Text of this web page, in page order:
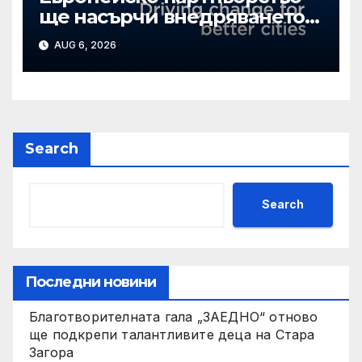
ще насърчи внедряването
на интелигентни решения
в Стара Загора
AUG 6, 2026
Search
Search
Последни новини
Благотворителната гала „ЗАЕДНО“ отново
ще подкрепи талантливите деца на Стара
Загора